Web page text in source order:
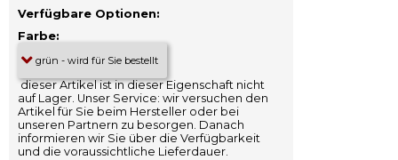
Verfügbare Optionen:
Farbe:
dieser Artikel ist in dieser Eigenschaft nicht
auf Lager. Unser Service: wir versuchen den
Artikel für Sie beim Hersteller oder bei
unseren Partnern zu besorgen. Danach
informieren wir Sie über die Verfügbarkeit
und die voraussichtliche Lieferdauer.